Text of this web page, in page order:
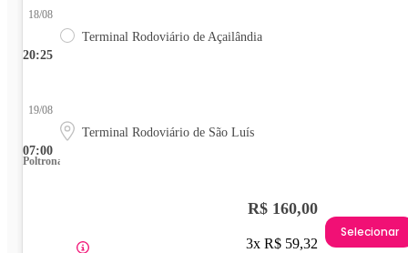
20:25
18/08
Terminal Rodoviário de Açailândia
07:00
19/08
Terminal Rodoviário de São Luís
Poltrona
R$ 160,00
3x R$ 59,32
Selecionar